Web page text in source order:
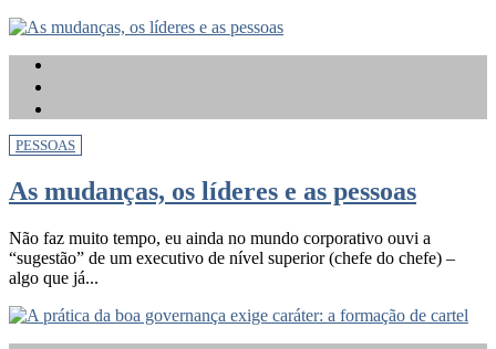
PESSOAS
As mudanças, os líderes e as pessoas
Não faz muito tempo, eu ainda no mundo corporativo ouvi a
“sugestão” de um executivo de nível superior (chefe do chefe) –
algo que já...